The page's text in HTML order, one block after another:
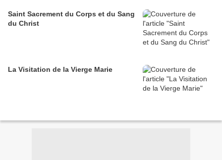
Saint Sacrement du Corps et du Sang
du Christ
La Visitation de la Vierge Marie